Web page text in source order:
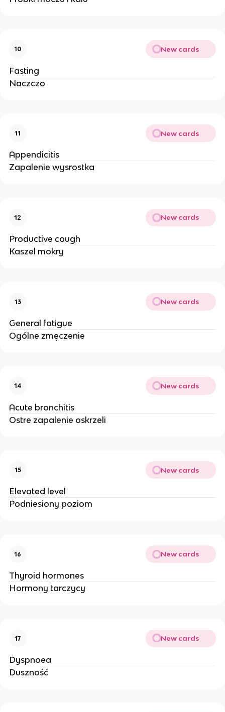
10 New cards
Fasting
Naczczo
11 New cards
Appendicitis
Zapalenie wysrostka
12 New cards
Productive cough
Kaszel mokry
13 New cards
General fatigue
Ogólne zmęczenie
14 New cards
Acute bronchitis
Ostre zapalenie oskrzeli
15 New cards
Elevated level
Podniesiony poziom
16 New cards
Thyroid hormones
Hormony tarczycy
17 New cards
Dyspnoea
Duszność